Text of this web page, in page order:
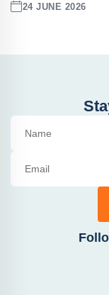
24 JUNE 2026